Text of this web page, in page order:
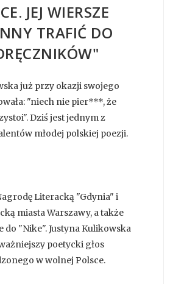
JEJ WIERSZE
TRAFIĆ DO
już przy okazji swojego
"niech nie pier***, że
Dziś jest jednym z
młodej polskiej poezji.
Literacką "Gdynia" i
miasta Warszawy, a także
do "Nike". Justyna Kulikowska
poetycki głos
w wolnej Polsce.